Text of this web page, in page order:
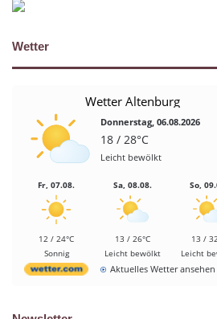
Wetter
Wetter Altenburg
Donnerstag, 06.08.2026
18 / 28°C
Leicht bewölkt
Fr, 07.08.
12 / 24°C
Sonnig
Sa, 08.08.
13 / 26°C
Leicht bewölkt
So,
13 /
Leicht
Aktuelles Wetter ansehen